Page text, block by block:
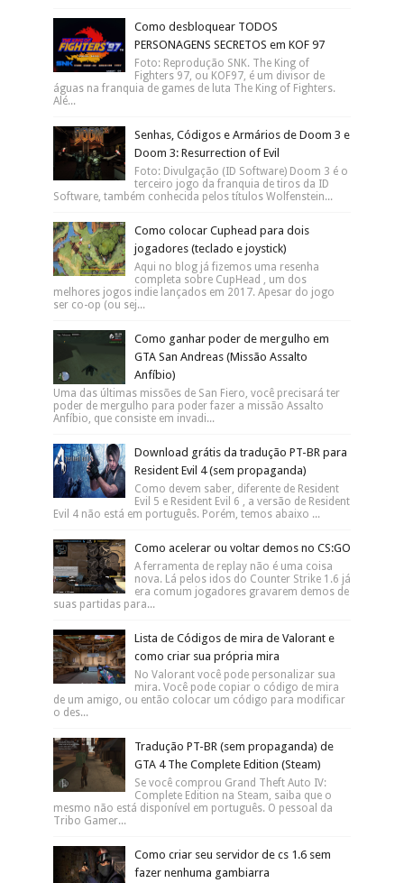
Como desbloquear TODOS
PERSONAGENS SECRETOS em KOF 97
Foto: Reprodução SNK. The King of
Fighters 97, ou KOF97, é um divisor de
águas na franquia de games de luta The King of Fighters.
Alé...
Senhas, Códigos e Armários de Doom 3 e
Doom 3: Resurrection of Evil
Foto: Divulgação (ID Software) Doom 3 é o
terceiro jogo da franquia de tiros da ID
Software, também conhecida pelos títulos Wolfenstein...
Como colocar Cuphead para dois
jogadores (teclado e joystick)
Aqui no blog já fizemos uma resenha
completa sobre CupHead , um dos
melhores jogos indie lançados em 2017. Apesar do jogo
ser co-op (ou sej...
Como ganhar poder de mergulho em
GTA San Andreas (Missão Assalto
Anfíbio)
Uma das últimas missões de San Fiero, você precisará ter
poder de mergulho para poder fazer a missão Assalto
Anfíbio, que consiste em invadi...
Download grátis da tradução PT-BR para
Resident Evil 4 (sem propaganda)
Como devem saber, diferente de Resident
Evil 5 e Resident Evil 6 , a versão de Resident
Evil 4 não está em português. Porém, temos abaixo ...
Como acelerar ou voltar demos no CS:GO
A ferramenta de replay não é uma coisa
nova. Lá pelos idos do Counter Strike 1.6 já
era comum jogadores gravarem demos de
suas partidas para...
Lista de Códigos de mira de Valorant e
como criar sua própria mira
No Valorant você pode personalizar sua
mira. Você pode copiar o código de mira
de um amigo, ou então colocar um código para modificar
o des...
Tradução PT-BR (sem propaganda) de
GTA 4 The Complete Edition (Steam)
Se você comprou Grand Theft Auto IV:
Complete Edition na Steam, saiba que o
mesmo não está disponível em português. O pessoal da
Tribo Gamer...
Como criar seu servidor de cs 1.6 sem
fazer nenhuma gambiarra